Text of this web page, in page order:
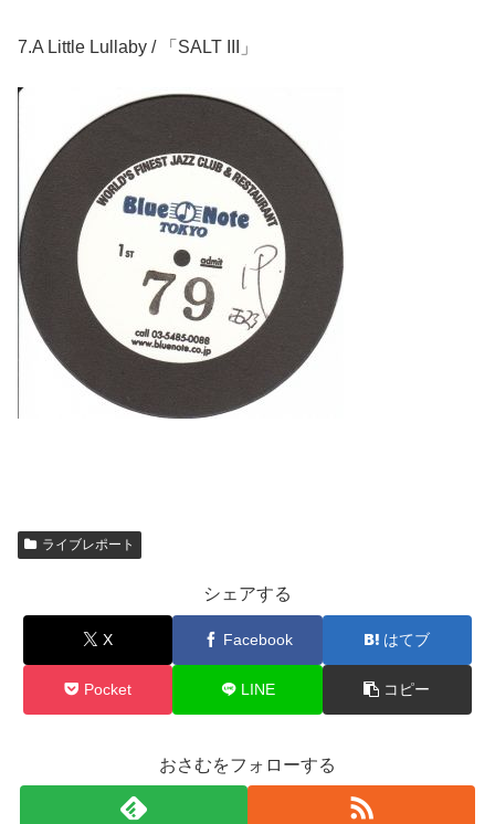
7.A Little Lullaby / 「SALT III」
ライブレポート
シェアする
X Facebook はてブ
Pocket LINE コピー
おさむをフォローする